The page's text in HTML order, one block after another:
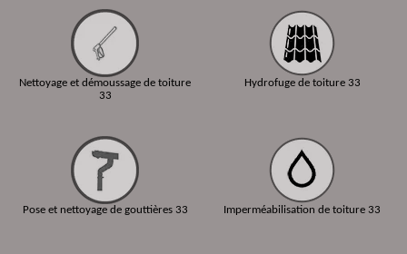
Nettoyage et démoussage de toiture
33
Pose et nettoyage de gouttières 33
Hydrofuge de toiture 33
Imperméabilisation de toiture 33